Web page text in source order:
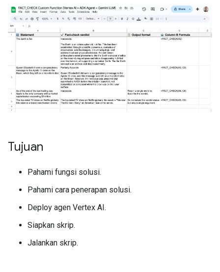
Tujuan
Pahami fungsi solusi.
Pahami cara penerapan solusi.
Deploy agen Vertex AI.
Siapkan skrip.
Jalankan skrip.